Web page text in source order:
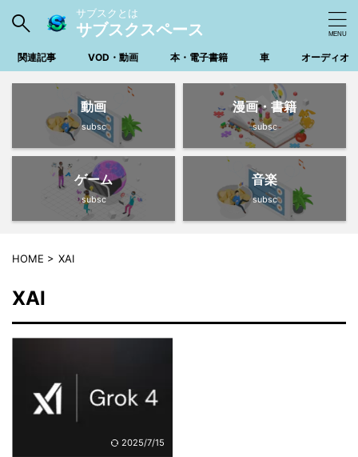
サブスクとは
サブスクスペース
関連記事 VOD・動画 本・電子書籍 車 オーディオ
動画
subsc
漫画・書籍
subsc
ゲーム
subsc
音楽
subsc
HOME > XAI
XAI
2025/7/15